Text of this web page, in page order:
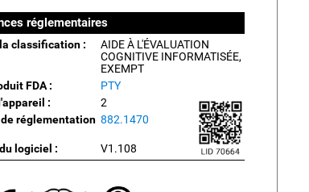
réglementaires
classification :
AIDE À L'ÉVALUATION
COGNITIVE INFORMATISÉE,
EXEMPT
FDA :
PTY
:
2
réglementation 882.1470
logiciel : V1.108